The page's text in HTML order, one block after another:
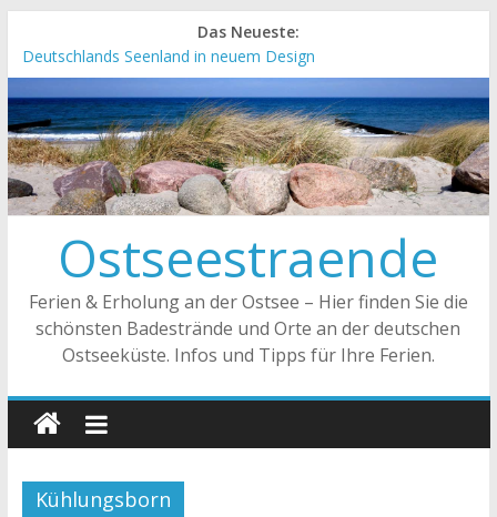
Das Neueste:
Deutschlands Seenland in neuem Design
„Kellenhusen nach Hause bestellen“ Neuer Online-Shop
verfügbar
Neue Camping-Broschüre der Ostsee Schleswig-Holstein
Neues Urlaubsmagazin für Mecklenburg-Vorpommern
erschienen
Meck-Pomm Short News Januar
Ostseestraende
Ferien & Erholung an der Ostsee – Hier finden Sie die
schönsten Badestrände und Orte an der deutschen
Ostseeküste. Infos und Tipps für Ihre Ferien.
Kühlungsborn